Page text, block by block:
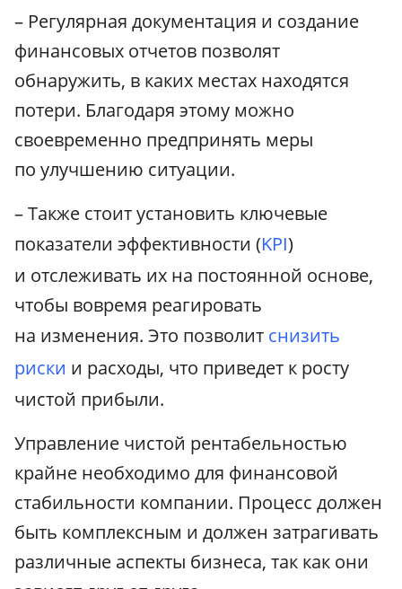
– Регулярная документация и создание
финансовых отчетов позволят
обнаружить, в каких местах находятся
потери. Благодаря этому можно
своевременно предпринять меры
по улучшению ситуации.
– Также стоит установить ключевые
показатели эффективности (KPI)
и отслеживать их на постоянной основе,
чтобы вовремя реагировать
на изменения. Это позволит снизить
риски и расходы, что приведет к росту
чистой прибыли.
Управление чистой рентабельностью
крайне необходимо для финансовой
стабильности компании. Процесс должен
быть комплексным и должен затрагивать
различные аспекты бизнеса, так как они